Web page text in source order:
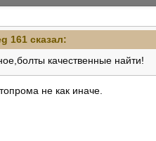
161 сказал:
качественные найти!
не как иначе.